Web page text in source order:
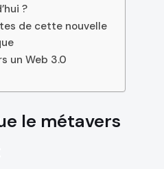
?
de cette nouvelle
un Web 3.0
le métavers